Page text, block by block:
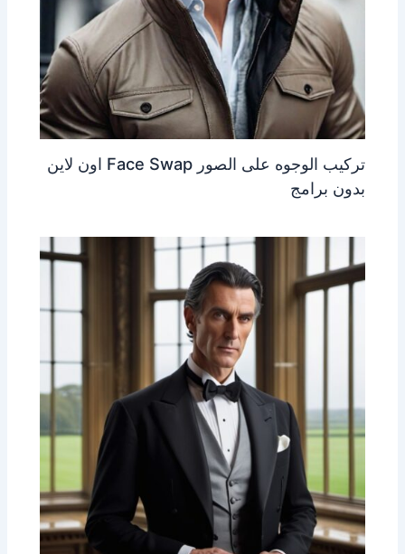
تركيب الوجوه على الصور Face Swap اون لاين
بدون برامج